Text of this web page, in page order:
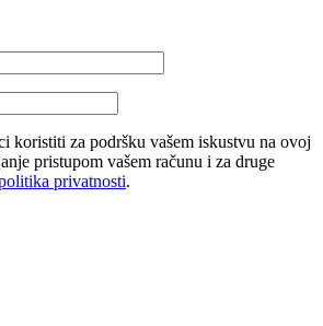
koristiti za podršku vašem iskustvu na ovoj
pristupom vašem računu i za druge
privatnosti.